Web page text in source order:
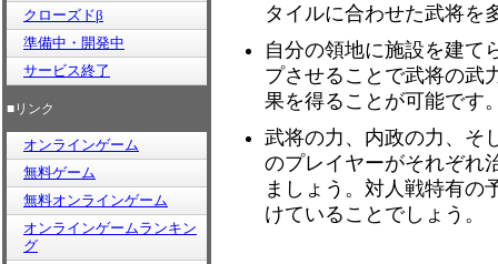
クローズドβ
準備中・開発中
サービス終了
■リンク
オンラインゲーム
無料ゲーム
無料オンラインゲーム
オンラインゲームランキン
グ
タイルに合わせた武将を
自分の領地に施設を建て
プさせることで武将の武
果を得ることが可能です
武将の力、内政の力、そ
のプレイヤーがそれぞれ
ましょう。対人戦特有の
けていることでしょう。